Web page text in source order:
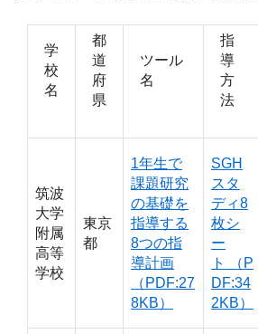
学
校
名
都
道
府
県
ツール
名
指
導
方
法
筑波
大学
附属
高等
学校
東京
都
1年生で
課題研究
の基礎を
指導する
8つの指
導計画
（PDF:27
8KB）
SGH
スタ
ディ8
枚シ
ー
ト （P
DF:34
2KB）